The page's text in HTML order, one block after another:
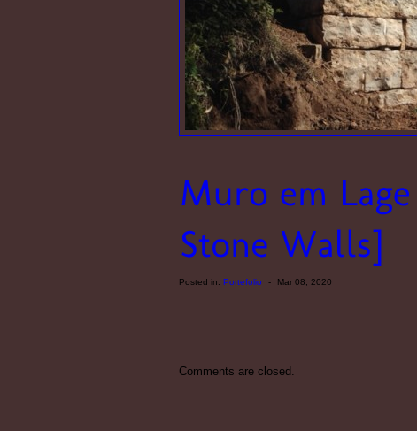
Posted in: Portefolio - Mar 08, 2020
Comments are closed.